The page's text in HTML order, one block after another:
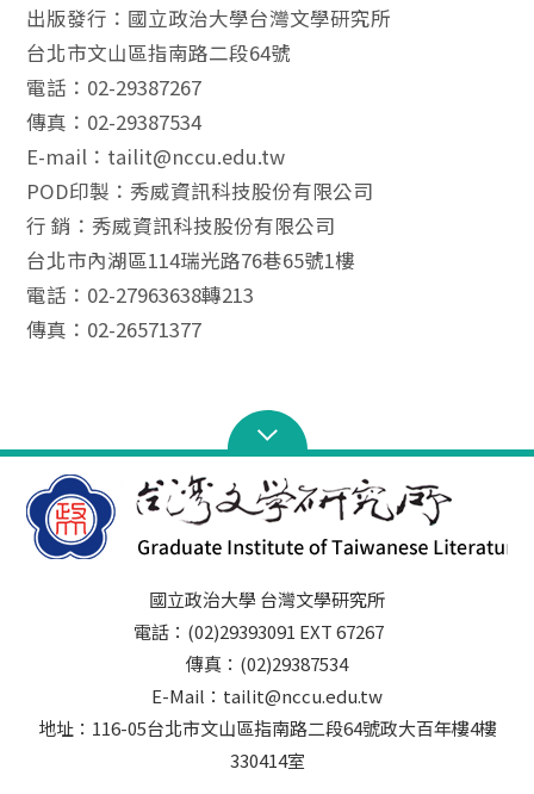
出版發行：國立政治大學台灣文學研究所
台北市文山區指南路二段64號
電話：02-29387267
傳真：02-29387534
E-mail：tailit@nccu.edu.tw
POD印製：秀威資訊科技股份有限公司
行 銷：秀威資訊科技股份有限公司
台北市內湖區114瑞光路76巷65號1樓
電話：02-27963638轉213
傳真：02-26571377
國立政治大學 台灣文學研究所
電話：(02)29393091 EXT 67267
傳真：(02)29387534
E-Mail：tailit@nccu.edu.tw
地址：116-05台北市文山區指南路二段64號政大百年樓4樓
330414室